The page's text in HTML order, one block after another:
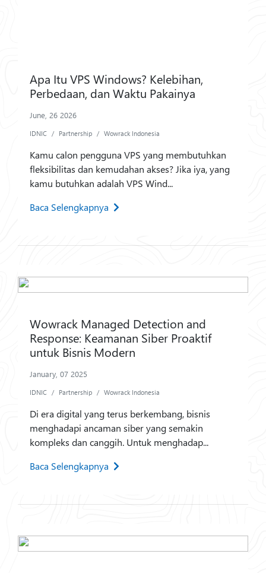
Apa Itu VPS Windows? Kelebihan,
Perbedaan, dan Waktu Pakainya
June, 26 2026
IDNIC Partnership Wowrack Indonesia
Kamu calon pengguna VPS yang membutuhkan
fleksibilitas dan kemudahan akses? Jika iya, yang
kamu butuhkan adalah VPS Wind...
Baca Selengkapnya
Wowrack Managed Detection and
Response: Keamanan Siber Proaktif
untuk Bisnis Modern
January, 07 2025
IDNIC Partnership Wowrack Indonesia
Di era digital yang terus berkembang, bisnis
menghadapi ancaman siber yang semakin
kompleks dan canggih. Untuk menghadap...
Baca Selengkapnya